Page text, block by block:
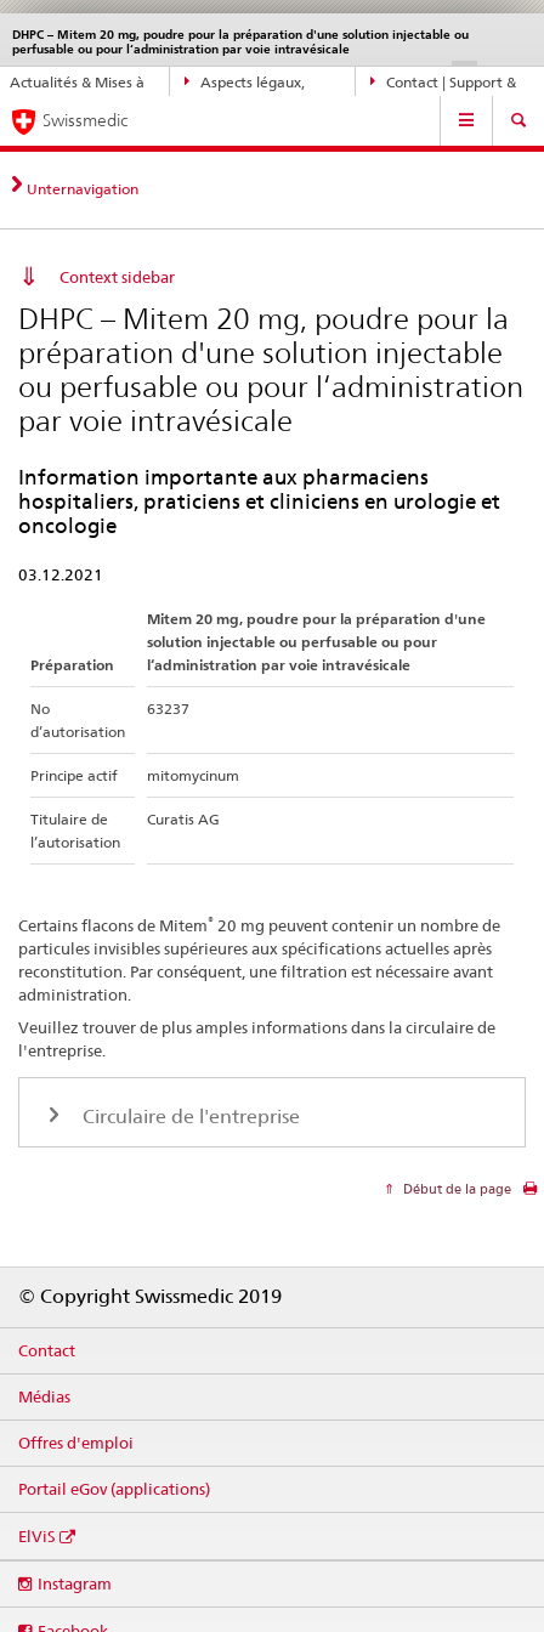
Navigation
directe:
actualités,
bases
juridiques,
contact
Actualités & Mises à
Aspects légaux,
Contact | Support &
DHPC – Mitem 20 mg, poudre pour la préparation d'une solution injectable ou
perfusable ou pour l‘administration par voie intravésicale
DE EN
Service
navigation
Navigation
Swissmedic
Unternavigation
Context sidebar
DHPC – Mitem 20 mg, poudre pour la
préparation d'une solution injectable
ou perfusable ou pour l‘administration
par voie intravésicale
Information importante aux pharmaciens
hospitaliers, praticiens et cliniciens en urologie et
oncologie
03.12.2021
Préparation
Mitem 20 mg, poudre pour la préparation d'une
solution injectable ou perfusable ou pour
l‘administration par voie intravésicale
No
d’autorisation
63237
Principe actif mitomycinum
Titulaire de
l’autorisation
Curatis AG
Certains flacons de Mitem® 20 mg peuvent contenir un nombre de
particules invisibles supérieures aux spécifications actuelles après
reconstitution. Par conséquent, une filtration est nécessaire avant
administration.
Veuillez trouver de plus amples informations dans la circulaire de
l'entreprise.
Circulaire de l'entreprise
Début de la page
© Copyright Swissmedic 2019
Contact
Médias
Offres d'emploi
Portail eGov (applications)
ElViS
media
Instagram